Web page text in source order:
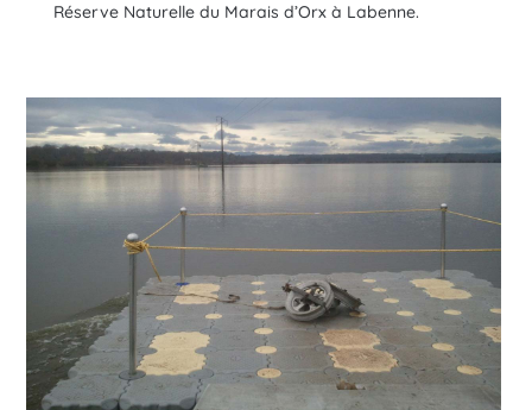
Réserve Naturelle du Marais d’Orx à Labenne.